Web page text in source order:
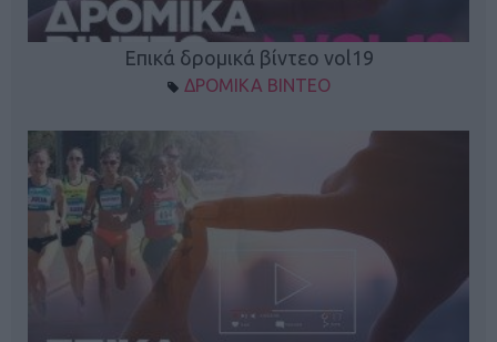
Επικά δρομικά βίντεο vol19
ΔΡΟΜΙΚΑ ΒΙΝΤΕΟ